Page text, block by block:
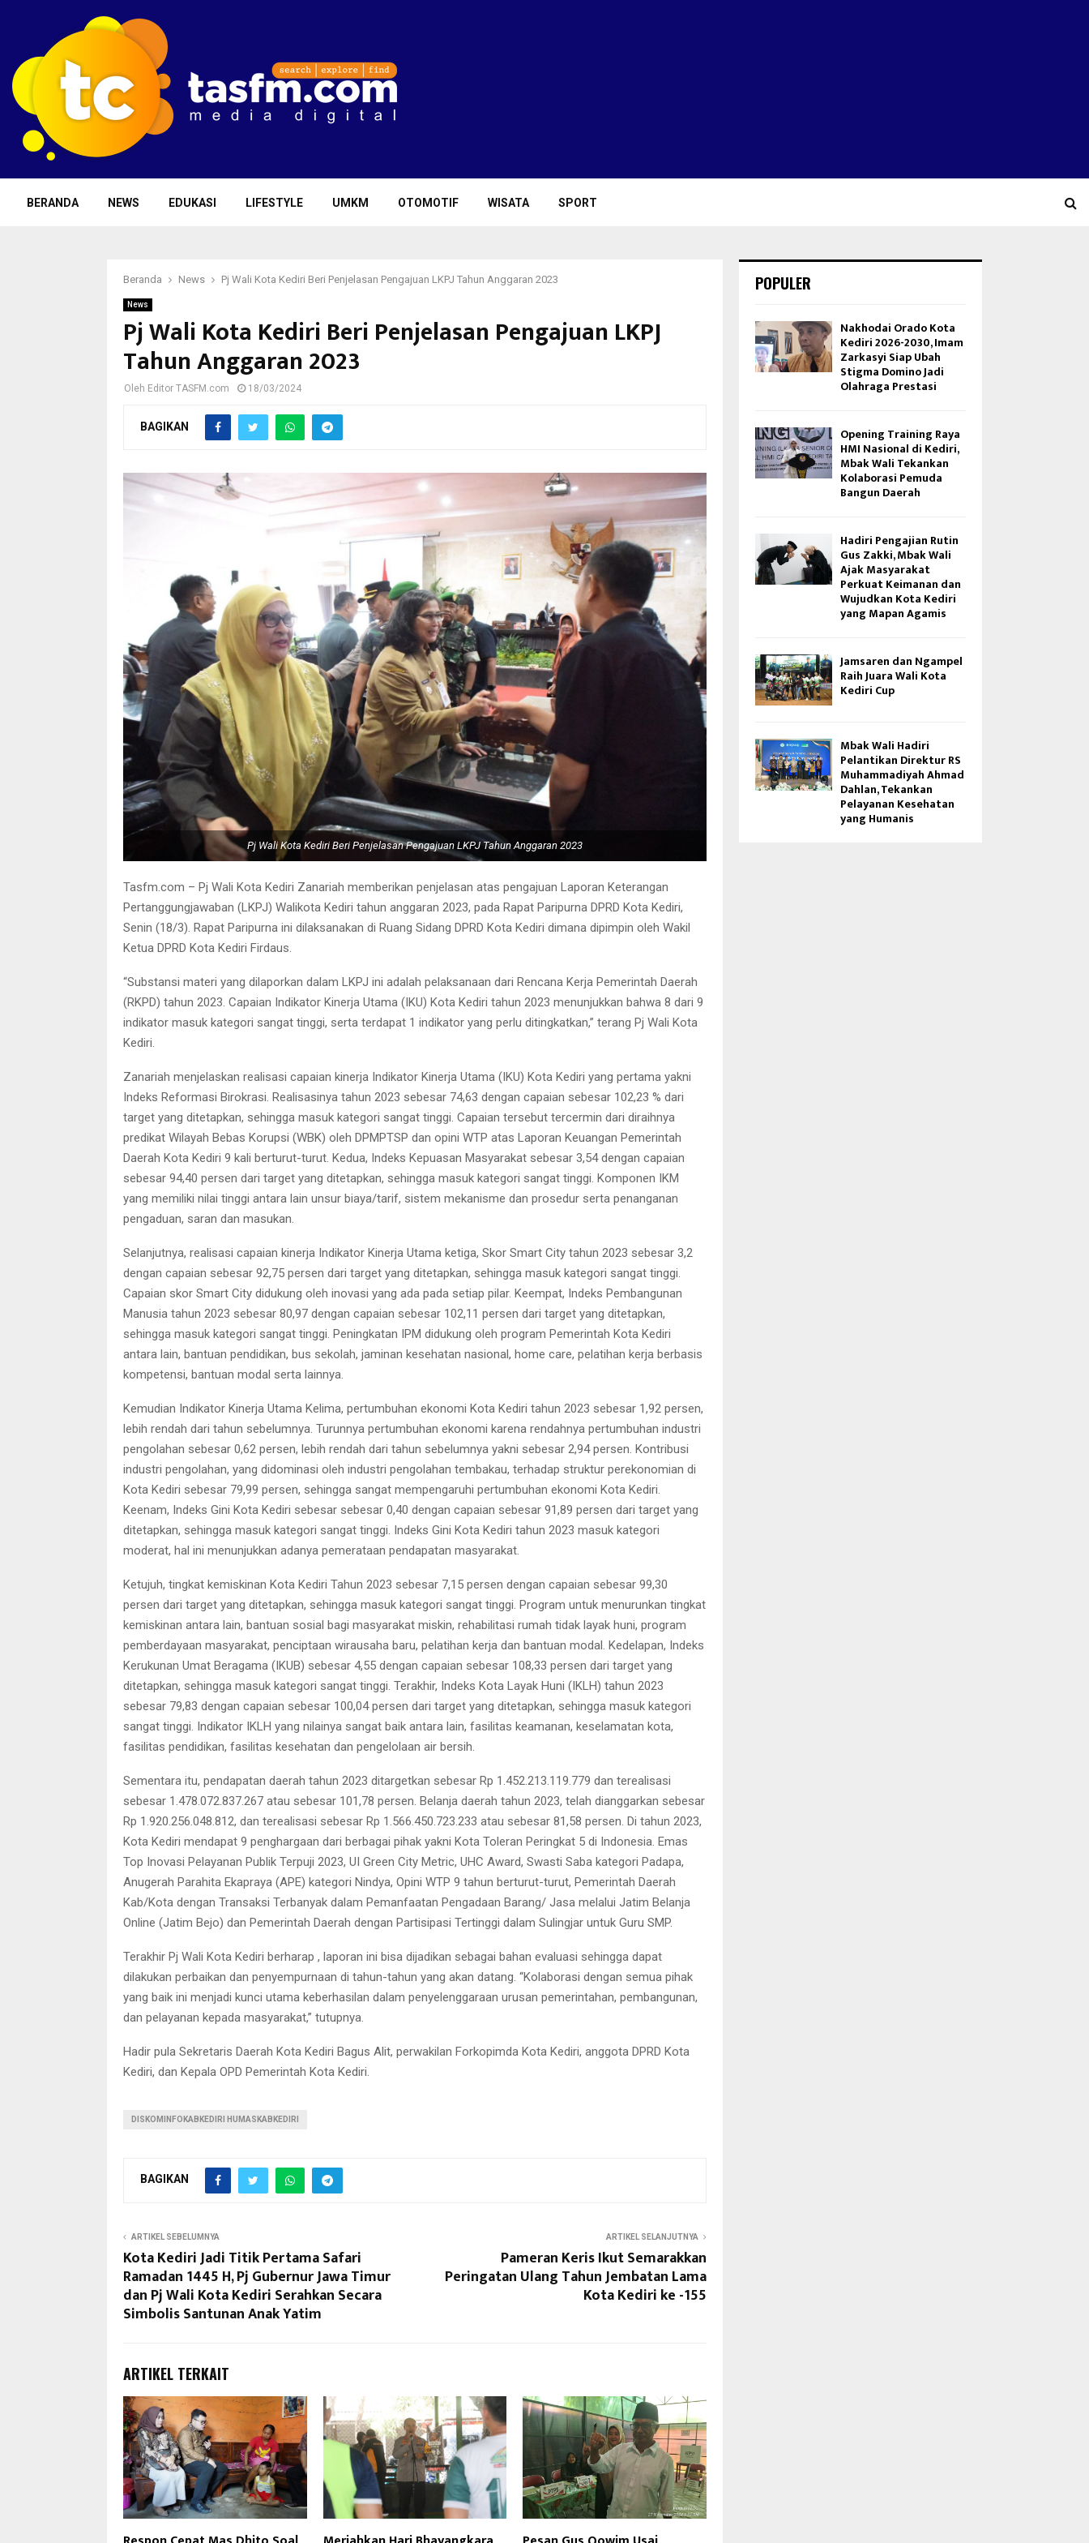
BERANDA NEWS EDUKASI LIFESTYLE UMKM OTOMOTIF WISATA SPORT
Beranda News Pj Wali Kota Kediri Beri Penjelasan Pengajuan LKPJ Tahun Anggaran 2023
News
Pj Wali Kota Kediri Beri Penjelasan Pengajuan LKPJ
Tahun Anggaran 2023
Oleh Editor TASFM.com 18/03/2024
BAGIKAN
Pj Wali Kota Kediri Beri Penjelasan Pengajuan LKPJ Tahun Anggaran 2023
Tasfm.com – Pj Wali Kota Kediri Zanariah memberikan penjelasan atas pengajuan Laporan Keterangan
Pertanggungjawaban (LKPJ) Walikota Kediri tahun anggaran 2023, pada Rapat Paripurna DPRD Kota Kediri,
Senin (18/3). Rapat Paripurna ini dilaksanakan di Ruang Sidang DPRD Kota Kediri dimana dipimpin oleh Wakil
Ketua DPRD Kota Kediri Firdaus.
“Substansi materi yang dilaporkan dalam LKPJ ini adalah pelaksanaan dari Rencana Kerja Pemerintah Daerah
(RKPD) tahun 2023. Capaian Indikator Kinerja Utama (IKU) Kota Kediri tahun 2023 menunjukkan bahwa 8 dari 9
indikator masuk kategori sangat tinggi, serta terdapat 1 indikator yang perlu ditingkatkan,” terang Pj Wali Kota
Kediri.
Zanariah menjelaskan realisasi capaian kinerja Indikator Kinerja Utama (IKU) Kota Kediri yang pertama yakni
Indeks Reformasi Birokrasi. Realisasinya tahun 2023 sebesar 74,63 dengan capaian sebesar 102,23 % dari
target yang ditetapkan, sehingga masuk kategori sangat tinggi. Capaian tersebut tercermin dari diraihnya
predikat Wilayah Bebas Korupsi (WBK) oleh DPMPTSP dan opini WTP atas Laporan Keuangan Pemerintah
Daerah Kota Kediri 9 kali berturut-turut. Kedua, Indeks Kepuasan Masyarakat sebesar 3,54 dengan capaian
sebesar 94,40 persen dari target yang ditetapkan, sehingga masuk kategori sangat tinggi. Komponen IKM
yang memiliki nilai tinggi antara lain unsur biaya/tarif, sistem mekanisme dan prosedur serta penanganan
pengaduan, saran dan masukan.
Selanjutnya, realisasi capaian kinerja Indikator Kinerja Utama ketiga, Skor Smart City tahun 2023 sebesar 3,2
dengan capaian sebesar 92,75 persen dari target yang ditetapkan, sehingga masuk kategori sangat tinggi.
Capaian skor Smart City didukung oleh inovasi yang ada pada setiap pilar. Keempat, Indeks Pembangunan
Manusia tahun 2023 sebesar 80,97 dengan capaian sebesar 102,11 persen dari target yang ditetapkan,
sehingga masuk kategori sangat tinggi. Peningkatan IPM didukung oleh program Pemerintah Kota Kediri
antara lain, bantuan pendidikan, bus sekolah, jaminan kesehatan nasional, home care, pelatihan kerja berbasis
kompetensi, bantuan modal serta lainnya.
Kemudian Indikator Kinerja Utama Kelima, pertumbuhan ekonomi Kota Kediri tahun 2023 sebesar 1,92 persen,
lebih rendah dari tahun sebelumnya. Turunnya pertumbuhan ekonomi karena rendahnya pertumbuhan industri
pengolahan sebesar 0,62 persen, lebih rendah dari tahun sebelumnya yakni sebesar 2,94 persen. Kontribusi
industri pengolahan, yang didominasi oleh industri pengolahan tembakau, terhadap struktur perekonomian di
Kota Kediri sebesar 79,99 persen, sehingga sangat mempengaruhi pertumbuhan ekonomi Kota Kediri.
Keenam, Indeks Gini Kota Kediri sebesar sebesar 0,40 dengan capaian sebesar 91,89 persen dari target yang
ditetapkan, sehingga masuk kategori sangat tinggi. Indeks Gini Kota Kediri tahun 2023 masuk kategori
moderat, hal ini menunjukkan adanya pemerataan pendapatan masyarakat.
Ketujuh, tingkat kemiskinan Kota Kediri Tahun 2023 sebesar 7,15 persen dengan capaian sebesar 99,30
persen dari target yang ditetapkan, sehingga masuk kategori sangat tinggi. Program untuk menurunkan tingkat
kemiskinan antara lain, bantuan sosial bagi masyarakat miskin, rehabilitasi rumah tidak layak huni, program
pemberdayaan masyarakat, penciptaan wirausaha baru, pelatihan kerja dan bantuan modal. Kedelapan, Indeks
Kerukunan Umat Beragama (IKUB) sebesar 4,55 dengan capaian sebesar 108,33 persen dari target yang
ditetapkan, sehingga masuk kategori sangat tinggi. Terakhir, Indeks Kota Layak Huni (IKLH) tahun 2023
sebesar 79,83 dengan capaian sebesar 100,04 persen dari target yang ditetapkan, sehingga masuk kategori
sangat tinggi. Indikator IKLH yang nilainya sangat baik antara lain, fasilitas keamanan, keselamatan kota,
fasilitas pendidikan, fasilitas kesehatan dan pengelolaan air bersih.
Sementara itu, pendapatan daerah tahun 2023 ditargetkan sebesar Rp 1.452.213.119.779 dan terealisasi
sebesar 1.478.072.837.267 atau sebesar 101,78 persen. Belanja daerah tahun 2023, telah dianggarkan sebesar
Rp 1.920.256.048.812, dan terealisasi sebesar Rp 1.566.450.723.233 atau sebesar 81,58 persen. Di tahun 2023,
Kota Kediri mendapat 9 penghargaan dari berbagai pihak yakni Kota Toleran Peringkat 5 di Indonesia. Emas
Top Inovasi Pelayanan Publik Terpuji 2023, UI Green City Metric, UHC Award, Swasti Saba kategori Padapa,
Anugerah Parahita Ekapraya (APE) kategori Nindya, Opini WTP 9 tahun berturut-turut, Pemerintah Daerah
Kab/Kota dengan Transaksi Terbanyak dalam Pemanfaatan Pengadaan Barang/ Jasa melalui Jatim Belanja
Online (Jatim Bejo) dan Pemerintah Daerah dengan Partisipasi Tertinggi dalam Sulingjar untuk Guru SMP.
Terakhir Pj Wali Kota Kediri berharap , laporan ini bisa dijadikan sebagai bahan evaluasi sehingga dapat
dilakukan perbaikan dan penyempurnaan di tahun-tahun yang akan datang. “Kolaborasi dengan semua pihak
yang baik ini menjadi kunci utama keberhasilan dalam penyelenggaraan urusan pemerintahan, pembangunan,
dan pelayanan kepada masyarakat,” tutupnya.
Hadir pula Sekretaris Daerah Kota Kediri Bagus Alit, perwakilan Forkopimda Kota Kediri, anggota DPRD Kota
Kediri, dan Kepala OPD Pemerintah Kota Kediri.
DISKOMINFOKABKEDIRI HUMASKABKEDIRI
BAGIKAN
ARTIKEL SEBELUMNYA
Kota Kediri Jadi Titik Pertama Safari
Ramadan 1445 H, Pj Gubernur Jawa Timur
dan Pj Wali Kota Kediri Serahkan Secara
Simbolis Santunan Anak Yatim
ARTIKEL SELANJUTNYA
Pameran Keris Ikut Semarakkan
Peringatan Ulang Tahun Jembatan Lama
Kota Kediri ke -155
ARTIKEL TERKAIT
POPULER
Nakhodai Orado Kota
Kediri 2026-2030, Imam
Zarkasyi Siap Ubah
Stigma Domino Jadi
Olahraga Prestasi
Opening Training Raya
HMI Nasional di Kediri,
Mbak Wali Tekankan
Kolaborasi Pemuda
Bangun Daerah
Hadiri Pengajian Rutin
Gus Zakki, Mbak Wali
Ajak Masyarakat
Perkuat Keimanan dan
Wujudkan Kota Kediri
yang Mapan Agamis
Jamsaren dan Ngampel
Raih Juara Wali Kota
Kediri Cup
Mbak Wali Hadiri
Pelantikan Direktur RS
Muhammadiyah Ahmad
Dahlan, Tekankan
Pelayanan Kesehatan
yang Humanis